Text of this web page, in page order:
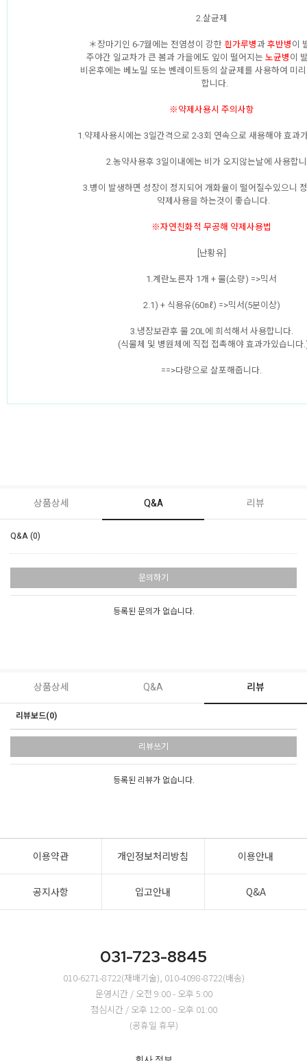
2.살균제
＊장마기인 6-7월에는 전염성이 강한흰가루병과후반병이
주야간 일교차가 큰 봄과 가을에도 잎이 떨어지는 노균병이
비온후에는 베노밀 또는 벤레이트등의 살균제를 사용하여 미
합니다.
※약제사용시 주의사항
1.약제사용시에는 3일간격으로 2-3회 연속으로 새용해야 효과
2.농약사용후 3일이내에는 비가 오지않는날에 사용합
3.병이 발생하면 성장이 정지되어 개화율이 떨어질수있으니
약제사용을 하는것이 좋습니다.
※자연친화적 무공해 약제사용법
[난황유]
1.계란노른자 1개 + 물(소량) =>믹서
2.1) + 식용유(60㎖) =>믹서(5분이상)
3.냉장보관후 물 20L에 희석해서 사용합니다.
(식물체 및 병원체에 직접 접촉해야 효과가있습니다
==>다량으로 살포해줍니다.
상품상세 Q&A 리뷰
Q&A (0)
문의하기
등록된 문의가 없습니다.
상품상세 Q&A 리뷰
리뷰보드(0)
리뷰쓰기
등록된 리뷰가 없습니다.
이용약관 개인정보처리방침 이용안내
공지사항 입고안내 Q&A
031-723-8845
010-6271-8722(재배기술), 010-4098-8722(배송)
운영시간 / 오전 9:00 - 오후 5:00
점심시간 / 오후 12:00 - 오후 01:00
(공휴일 휴무)